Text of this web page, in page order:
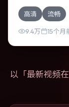
部冒险作品，
局；视听语言统
高清 流畅
9.4万 15个月
以「最新视频